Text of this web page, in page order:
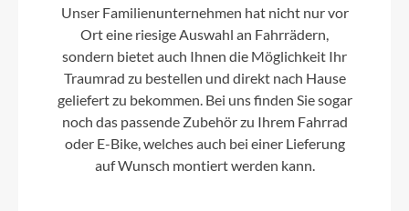
Farbe
reedbeigegrit´n´orange
Dämpfer
Unser Familienunternehmen hat nicht nur vor
Ort eine riesige Auswahl an Fahrrädern,
sondern bietet auch Ihnen die Möglichkeit Ihr
Traumrad zu bestellen und direkt nach Hause
geliefert zu bekommen. Bei uns finden Sie sogar
noch das passende Zubehör zu Ihrem Fahrrad
oder E-Bike, welches auch bei einer Lieferung
auf Wunsch montiert werden kann.